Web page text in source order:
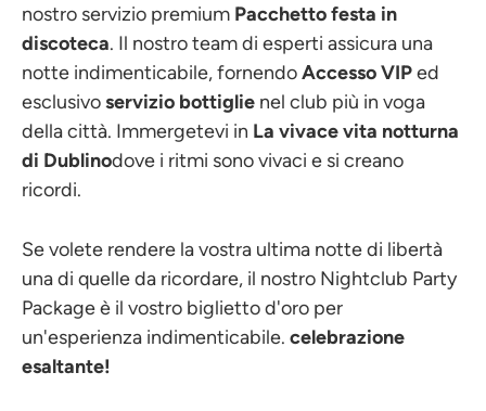
nostro servizio premium Pacchetto festa in
discoteca. Il nostro team di esperti assicura una
notte indimenticabile, fornendoAccesso VIPed
esclusivoservizio bottiglie nel club più in voga
della città. Immergetevi in La vivace vita notturna
di Dublinodove i ritmi sono vivaci e si creano
ricordi.
Se volete rendere la vostra ultima notte di libertà
una di quelle da ricordare, il nostro Nightclub Party
Package è il vostro biglietto d'oro per
un'esperienza indimenticabile. celebrazione
esaltante!